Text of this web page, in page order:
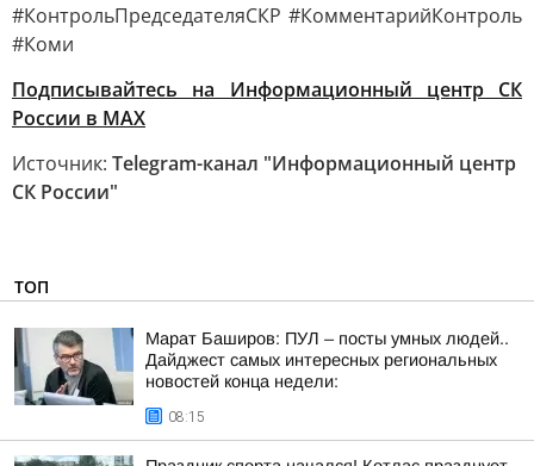
#КонтрольПредседателяСКР #КомментарийКонтроль
#Коми
Подписывайтесь на Информационный центр СК
России в MAХ
Источник: Telegram-канал "Информационный центр
СК России"
ТОП
Марат Баширов: ПУЛ – посты умных людей..
Дайджест самых интересных региональных
новостей конца недели:
08:15